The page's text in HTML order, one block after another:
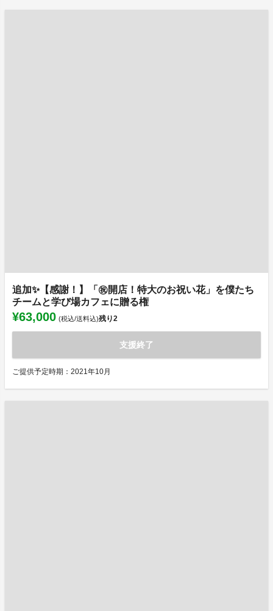
追加✨【感謝！】「㊗️開店！特大のお祝い花」を僕たち
チームと学び場カフェに贈る権
¥63,000 (税込/送料込)残り2
支援終了
ご提供予定時期：2021年10月